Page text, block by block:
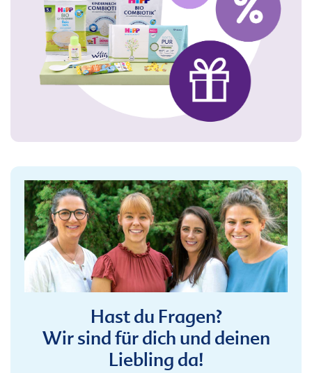
Hast du Fragen?
Wir sind für dich und deinen
Liebling da!